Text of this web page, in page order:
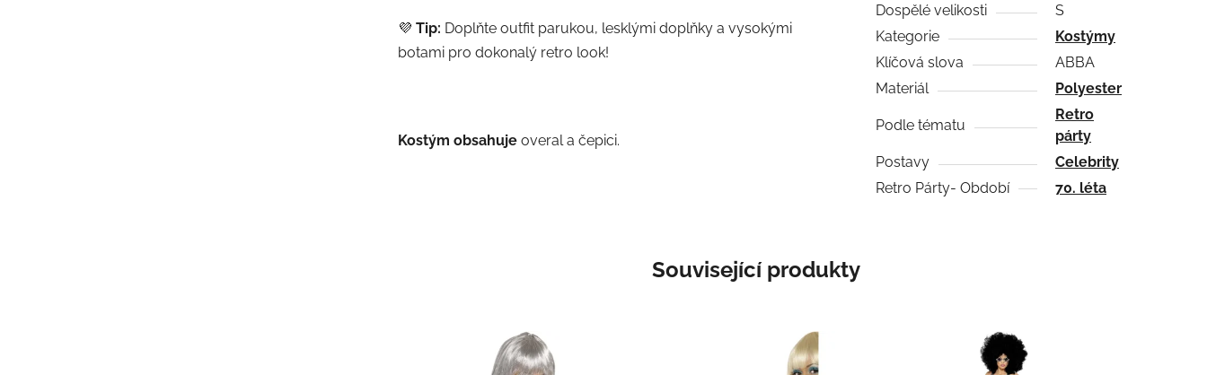
💜 Tip: Doplňte outfit parukou, lesklými doplňky a vysokými
botami pro dokonalý retro look!
Kostým obsahuje overal a čepici.
Dospělé velikosti
S
Kategorie
Kostýmy
Klíčová slova
ABBA
Materiál
Polyester
Podle tématu
Retro
párty
Postavy
Celebrity
Retro Párty- Období
70. léta
Související produkty